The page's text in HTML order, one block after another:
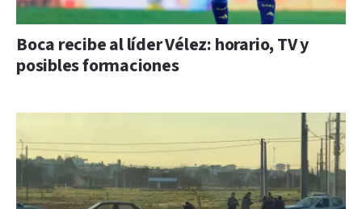
Boca recibe al líder Vélez: horario, TV y
posibles formaciones